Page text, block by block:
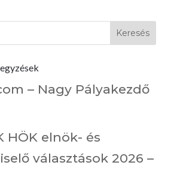
– Nagy Pályakezdő
HÖK elnök- és
választások 2026 –